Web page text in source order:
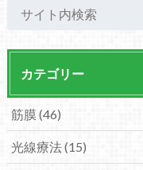
カテゴリー
筋膜 (46)
光線療法(15)